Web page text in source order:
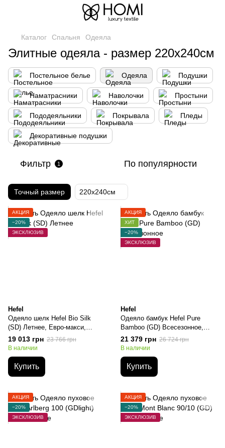
Каталог Спальня Одеяла
Элитные одеяла - размер 220х240см
Постельное белье Одеяла Подушки
Наматрасники Наволочки Простыни
Пододеяльники Покрывала Пледы
Декоративные подушки
Фильтр 1 По популярности
Точный размер 220х240см
АКЦИЯ
−20%
ЭКСКЛЮЗИВ
Hefel
Одеяло шелк Hefel Bio Silk
(SD) Летнее, Евро-макси,
220х240см, 1130 грамм
19 013 грн 23 766 грн
В наличии
Купить
АКЦИЯ
ХИТ
−20%
ЭКСКЛЮЗИВ
Hefel
Одеяло бамбук Hefel Pure
Bamboo (GD) Всесезонное,
Евро-макси, 220х240см, 2270
грамм
21 379 грн 26 724 грн
В наличии
Купить
АКЦИЯ
−20%
ЭКСКЛЮЗИВ
АКЦИЯ
−20%
ЭКСКЛЮЗИВ